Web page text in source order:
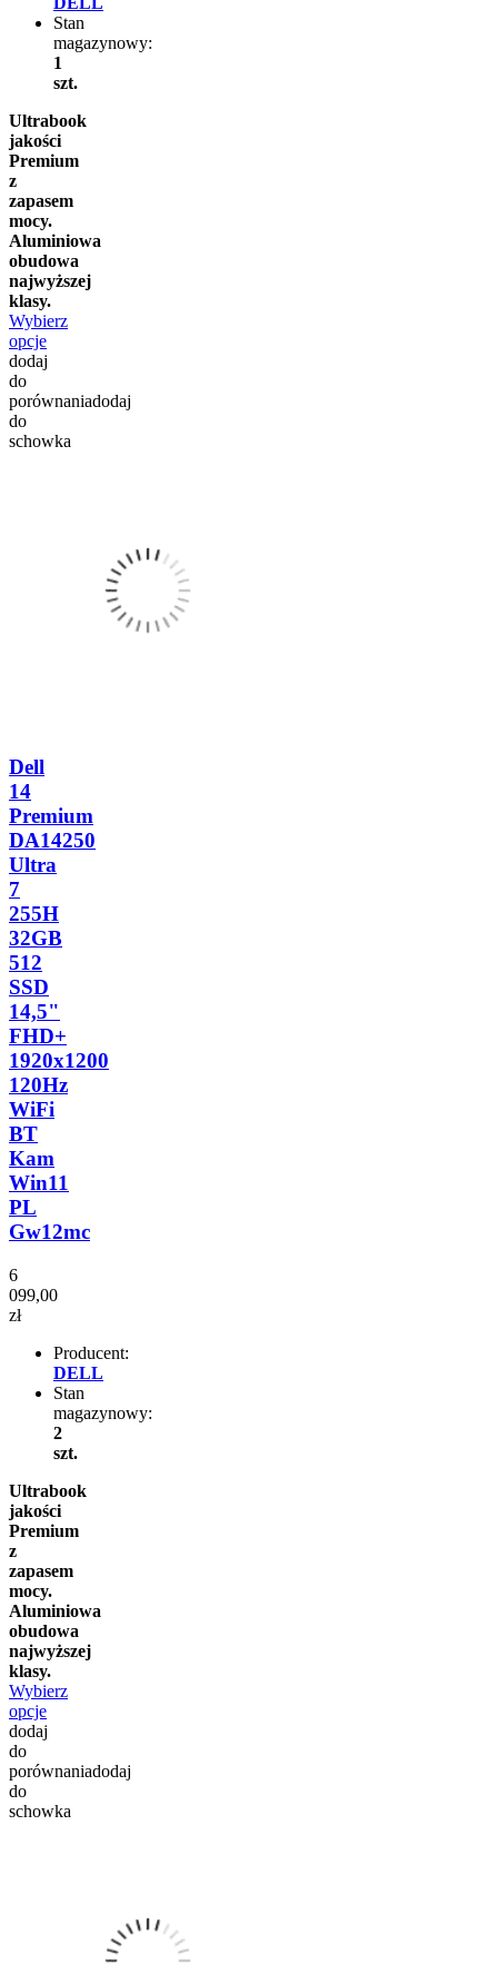
Stan
magazynowy:
1
szt.
Ultrabook
jakości
Premium
z
zapasem
mocy.
Aluminiowa
obudowa
najwyższej
klasy.
Wybierz
opcje
dodaj
do
porównaniadodaj
do
schowka
Dell
14
Premium
DA14250
Ultra
7
255H
32GB
512
SSD
14,5"
FHD+
1920x1200
120Hz
WiFi
BT
Kam
Win11
PL
Gw12mc
6
099,00
zł
Producent:
DELL
Stan
magazynowy:
2
szt.
Ultrabook
jakości
Premium
z
zapasem
mocy.
Aluminiowa
obudowa
najwyższej
klasy.
Wybierz
opcje
dodaj
do
porównaniadodaj
do
schowka